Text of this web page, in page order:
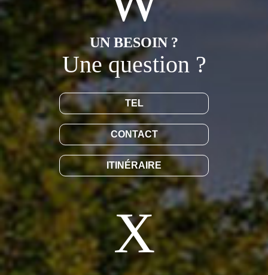
UN BESOIN ?
Une question ?
TEL
CONTACT
ITINÉRAIRE